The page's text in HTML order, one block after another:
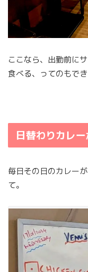
ここなら、出勤前に
食べる、ってのもでき
日替わりカレ
毎日その日のカレー
て。